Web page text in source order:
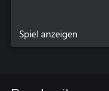
Spiel anzeigen